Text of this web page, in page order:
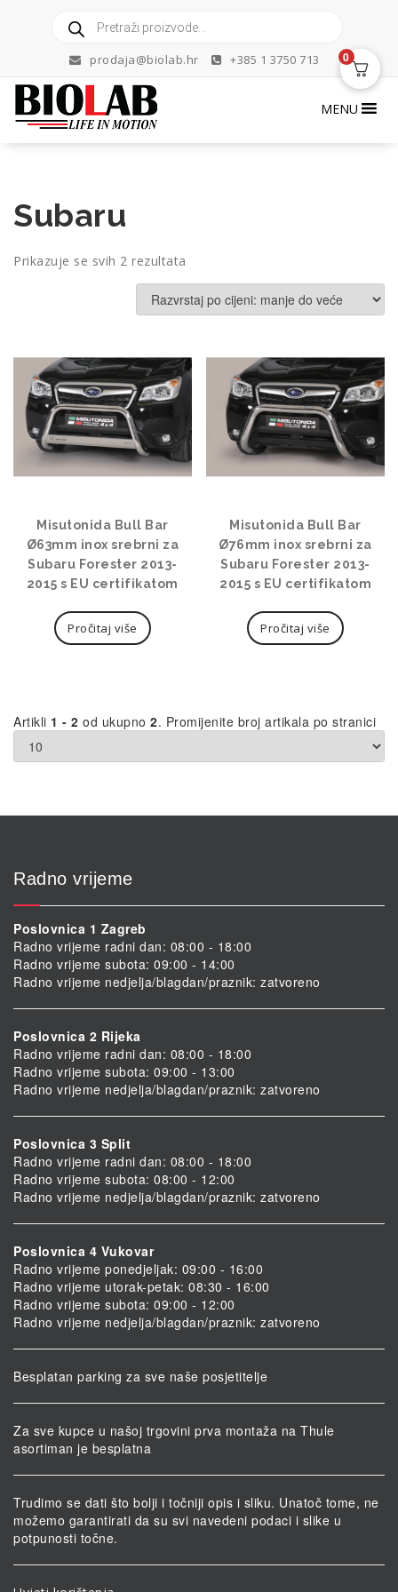
search
prodaja@biolab.hr +385 1 3750 713
MENU
Subaru
Prikazuje se svih 2 rezultata
po
cijeni:
od
do
visoke
Misutonida Bull Bar
Ø63mm inox srebrni za
Subaru Forester 2013-
2015 s EU certifikatom
Pročitaj više
Misutonida Bull Bar
Ø76mm inox srebrni za
Subaru Forester 2013-
2015 s EU certifikatom
Pročitaj više
Artikli 1 - 2 od ukupno 2. Promijenite broj artikala po stranici
Radno vrijeme
Poslovnica 1 Zagreb
Radno vrijeme radni dan: 08:00 - 18:00
Radno vrijeme subota: 09:00 - 14:00
Radno vrijeme nedjelja/blagdan/praznik: zatvoreno
Poslovnica 2 Rijeka
Radno vrijeme radni dan: 08:00 - 18:00
Radno vrijeme subota: 09:00 - 13:00
Radno vrijeme nedjelja/blagdan/praznik: zatvoreno
Poslovnica 3 Split
Radno vrijeme radni dan: 08:00 - 18:00
Radno vrijeme subota: 08:00 - 12:00
Radno vrijeme nedjelja/blagdan/praznik: zatvoreno
Poslovnica 4 Vukovar
Radno vrijeme ponedjeljak: 09:00 - 16:00
Radno vrijeme utorak-petak: 08:30 - 16:00
Radno vrijeme subota: 09:00 - 12:00
Radno vrijeme nedjelja/blagdan/praznik: zatvoreno
Besplatan parking za sve naše posjetitelje
Za sve kupce u našoj trgovini prva montaža na Thule
asortiman je besplatna
Trudimo se dati što bolji i točniji opis i sliku. Unatoč tome, ne
možemo garantirati da su svi navedeni podaci i slike u
potpunosti točne.
0